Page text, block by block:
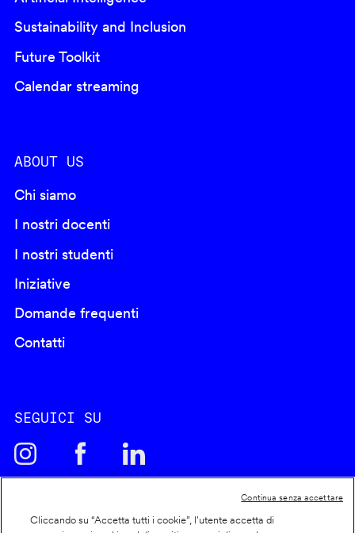
Sustainability and Inclusion
Future Toolkit
Calendar streaming
ABOUT US
Chi siamo
I nostri docenti
I nostri studenti
Iniziative
Domande frequenti
Contatti
SEGUICI SU
Cliccando su “Accetta tutti i cookie”, l'utente accetta di
Continua senza accettare